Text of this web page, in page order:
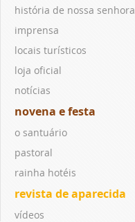
história de nossa senhora
imprensa
locais turísticos
loja oficial
notícias
novena e festa
o santuário
pastoral
rainha hotéis
revista de aparecida
vídeos